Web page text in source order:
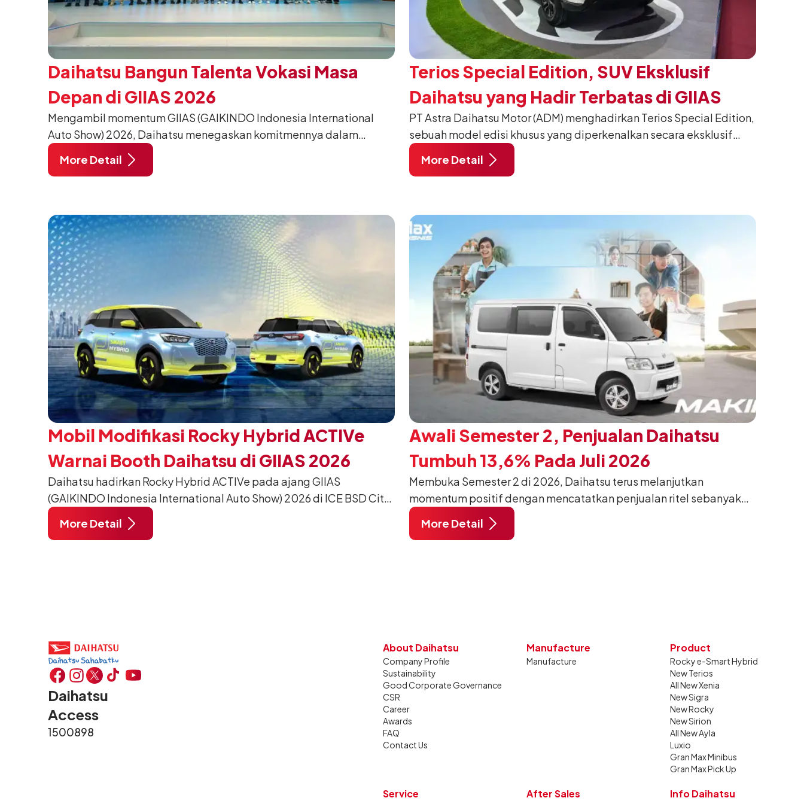
Daihatsu Bangun Talenta Vokasi Masa
Depan di GIIAS 2026
Mengambil momentum GIIAS (GAIKINDO Indonesia International
Auto Show) 2026, Daihatsu menegaskan komitmennya dalam
meningkatkan kualitas SDM (Sumber Daya Manusia) melalui
pendidikan vokasi bertema “Bersama Sahabat Membangun
pada 5 Agustus 2026.
More Detail
Terios Special Edition, SUV Eksklusif
Daihatsu yang Hadir Terbatas di GIIAS
2026
PT Astra Daihatsu Motor (ADM) menghadirkan Terios Special Edition,
sebuah model edisi khusus yang diperkenalkan secara eksklusif
pada ajang Gaikindo Indonesia International Auto Show (GIIAS) 2026
di ICE BSD City, Tangerang. Dikembangkan dari varian Terios 1.5 X
mengubah karakter tangguh yang telah menjadi ciri khas Terios.
More Detail
Mobil Modifikasi Rocky Hybrid ACTIVe
Warnai Booth Daihatsu di GIIAS 2026
Daihatsu hadirkan Rocky Hybrid ACTIVe pada ajang GIIAS
(GAIKINDO Indonesia International Auto Show) 2026 di ICE BSD City,
Tangerang. Terdapat 2 unit Rocky Hybrid yang dimodifikasi untuk
menghadirkan sarana inspirasi bagi pengunjung mendukung gaya
More Detail
Awali Semester 2, Penjualan Daihatsu
Tumbuh 13,6% Pada Juli 2026
Membuka Semester 2 di 2026, Daihatsu terus melanjutkan
momentum positif dengan mencatatkan penjualan ritel sebanyak
12.750 unit pada Juli 2026. Capaian tersebut tumbuh 13,6%
dibandingkan periode yang sama tahun lalu sebanyak 11.220 unit,
More Detail
Daihatsu
Access
1500898
About Daihatsu
Company Profile
Sustainability
Good Corporate Governance
CSR
Career
Awards
FAQ
Contact Us
Manufacture
Manufacture
Product
Rocky e-Smart Hybrid
New Terios
All New Xenia
New Sigra
New Rocky
New Sirion
All New Ayla
Luxio
Gran Max Minibus
Gran Max Pick Up
Service After Sales Info Daihatsu